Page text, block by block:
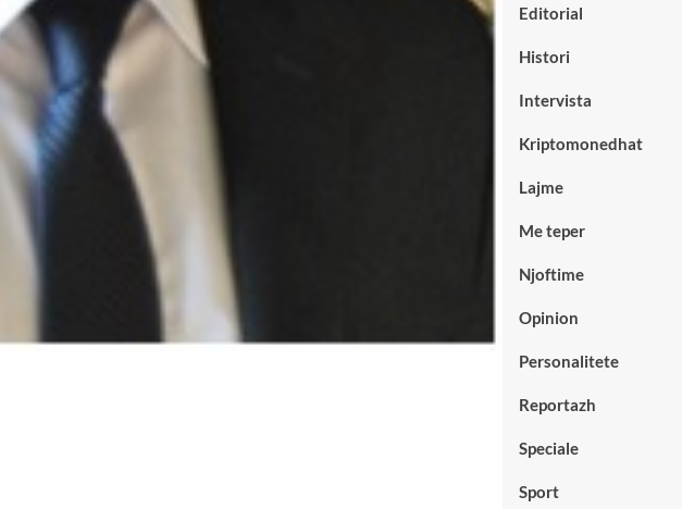
Editorial
Histori
Intervista
Kriptomonedhat
Lajme
Me teper
Njoftime
Opinion
Personalitete
Reportazh
Speciale
Sport